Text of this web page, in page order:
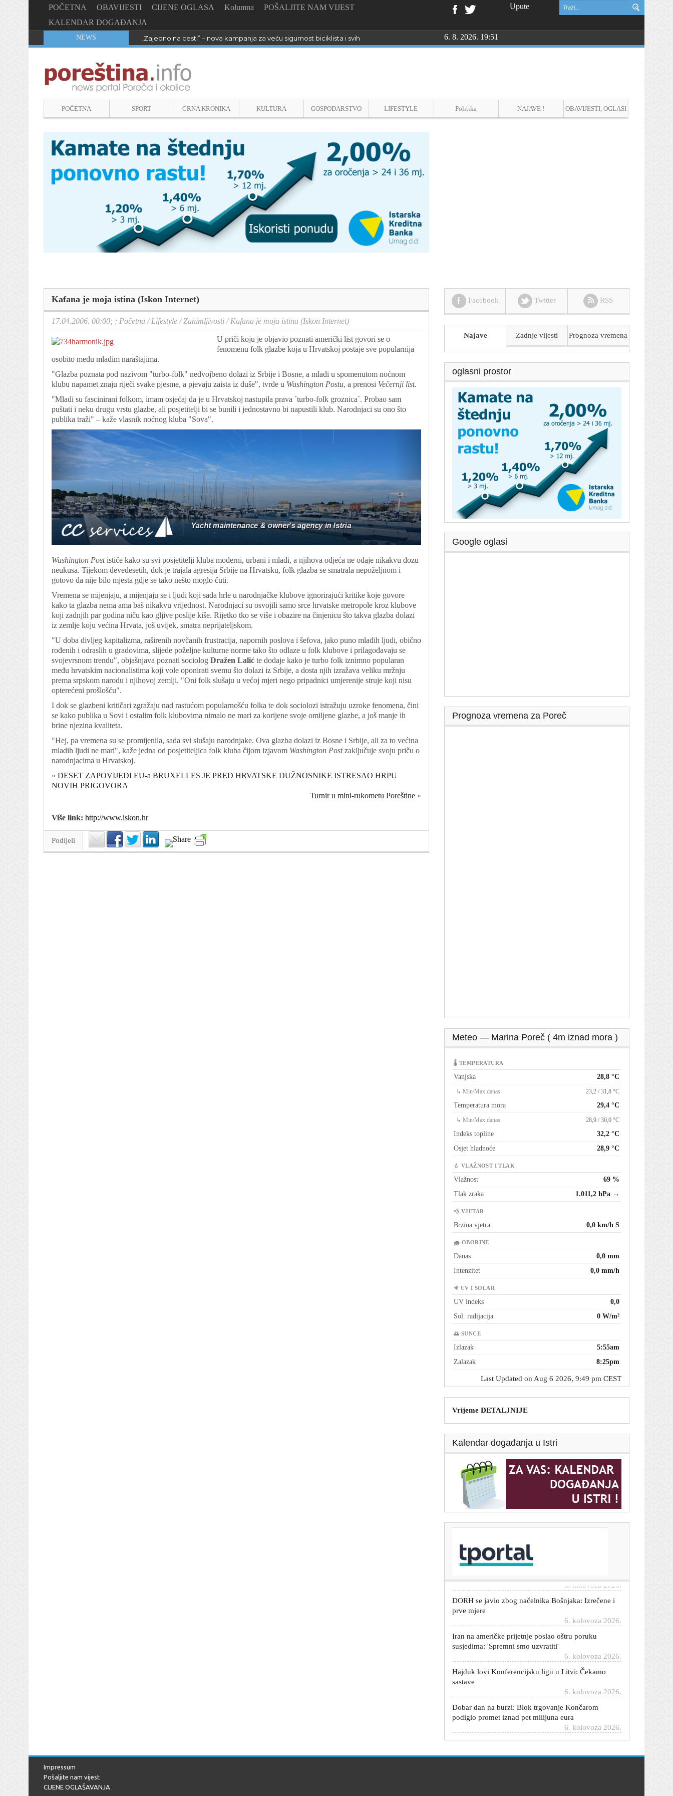
POČETNA OBAVIJESTI CIJENE OGLASA Kolumna
POŠALJITE NAM VIJEST
KALENDAR DOGAĐANJA
Upute
NEWS „Zajedno na cesti” – nova kampanja za veću sigurnost biciklista i svih sudionika u prometu u Istri6. 8. 2026. 19:51
POČETNA SPORT CRNA KRONIKA KULTURA GOSPODARSTVO LIFESTYLE Politika NAJAVE ! OBAVIJESTI, OGLASI
Kafana je moja istina (Iskon Internet)
17.04.2006. 00:00; ; Početna /Lifestyle /Zanimljivosti /Kafana je moja istina (Iskon Internet)
U priči koju je objavio poznati američki list govori se o
fenomenu folk glazbe koja u Hrvatskoj postaje sve popularnija
osobito među mlađim naraštajima.
"Glazba poznata pod nazivom "turbo-folk" nedvojbeno dolazi iz Srbije i Bosne, a mladi u spomenutom noćnom
klubu napamet znaju riječi svake pjesme, a pjevaju zaista iz duše", tvrde u Washington Postu, a prenosi Večernji list.
"Mladi su fascinirani folkom, imam osjećaj da je u Hrvatskoj nastupila prava ´turbo-folk groznica´. Probao sam
puštati i neku drugu vrstu glazbe, ali posjetitelji bi se bunili i jednostavno bi napustili klub. Narodnjaci su ono što
publika traži" – kaže vlasnik noćnog kluba "Sova".
Washington Postističe kako su svi posjetitelji kluba moderni, urbani i mladi, a njihova odjeća ne odaje nikakvu dozu
neukusa. Tijekom devedesetih, dok je trajala agresija Srbije na Hrvatsku, folk glazba se smatrala nepoželjnom i
gotovo da nije bilo mjesta gdje se tako nešto moglo čuti.
Vremena se mijenjaju, a mijenjaju se i ljudi koji sada hrle u narodnjačke klubove ignorirajući kritike koje govore
kako ta glazba nema ama baš nikakvu vrijednost. Narodnjaci su osvojili samo srce hrvatske metropole kroz klubove
koji zadnjih par godina niču kao gljive poslije kiše. Rijetko tko se više i obazire na činjenicu što takva glazba dolazi
iz zemlje koju većina Hrvata, još uvijek, smatra neprijateljskom.
"U doba divljeg kapitalizma, raširenih novčanih frustracija, napornih poslova i šefova, jako puno mlađih ljudi, obično
rođenih i odraslih u gradovima, slijede poželjne kulturne norme tako što odlaze u folk klubove i prilagođavaju se
svojevrsnom trendu", objašnjava poznati sociolog Dražen Lalić te dodaje kako je turbo folk iznimno popularan
među hrvatskim nacionalistima koji vole oponirati svemu što dolazi iz Srbije, a dosta njih izražava veliku mržnju
prema srpskom narodu i njihovoj zemlji. "Oni folk slušaju u većoj mjeri nego pripadnici umjerenije struje koji nisu
opterećeni prošlošću".
I dok se glazbeni kritičari zgražaju nad rastućom popularnošću folka te dok sociolozi istražuju uzroke fenomena, čini
se kako publika u Sovi i ostalim folk klubovima nimalo ne mari za korijene svoje omiljene glazbe, a još manje ih
brine njezina kvaliteta.
"Hej, pa vremena su se promijenila, sada svi slušaju narodnjake. Ova glazba dolazi iz Bosne i Srbije, ali za to većina
mladih ljudi ne mari", kaže jedna od posjetiteljica folk kluba čijom izjavom Washington Postzaključuje svoju priču o
narodnjacima u Hrvatskoj.
« DESET ZAPOVIJEDI EU-a BRUXELLES JE PRED HRVATSKE DUŽNOSNIKE ISTRESAO HRPU
NOVIH PRIGOVORA
Turnir u mini-rukometu Poreštine »
Više link: http://www.iskon.hr
Podijeli
Facebook Twitter RSS
Najave Zadnje vijesti Prognoza vremena
oglasni prostor
Google oglasi
Prognoza vremena za Poreč
Meteo — Marina Poreč ( 4m iznad mora )
🌡 TEMPERATURA
Vanjska 28,8 °C
↳ Min/Max danas 23,2 / 31,8 °C
Temperatura mora 29,4 °C
↳ Min/Max danas 28,9 / 30,0 °C
Indeks topline
32,2 °C
Osjet hladnoće
28,9 °C
💧 VLAŽNOST I TLAK
Vlažnost
69 %
Tlak zraka
1.011,2 hPa →
💨 VJETAR
Brzina vjetra 0,0 km/h S
🌧 OBORINE
Danas
0,0 mm
Intenzitet
0,0 mm/h
☀ UV I SOLAR
UV indeks
0,0
Sol. radijacija
0 W/m²
🌅 SUNCE
Izlazak
5:55am
Zalazak
8:25pm
Last Updated on Aug 6 2026, 9:49 pm CEST
Vrijeme DETALJNIJE
Kalendar događanja u Istri
Jagušić briljirao u Europi i oduševio Grke: Evo što
pišu nakon nove sjajne utakmice
DORH se javio zbog načelnika Bošnjaka: Izrečene i
6. kolovoza 2026.
Iran na američke prijetnje poslao oštru poruku
6. kolovoza 2026.
Hajduk lovi Konferencijsku ligu u Litvi: Čekamo
6. kolovoza 2026.
Dobar dan na burzi: Blok trgovanje Končarom
6. kolovoza 2026.
Sopić otkrio što Hajduk može očekivati od suparnika:
Impressum
Pošaljite nam vijest
CIJENE OGLAŠAVANJA